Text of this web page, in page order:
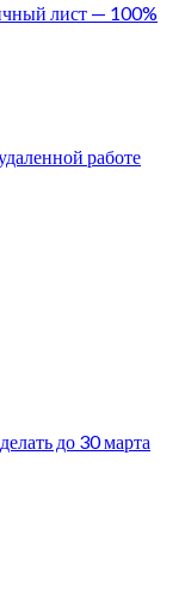
лист — 100%
работе
до 30 марта